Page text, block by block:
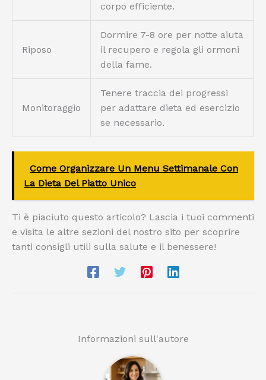
corpo efficiente.
Riposo
Dormire 7-8 ore per notte aiuta
il recupero e regola gli ormoni
della fame.
Monitoraggio
Tenere traccia dei progressi
per adattare dieta ed esercizio
se necessario.
Come Organizzare Un Menu Settimanale Con
La Dieta Del Piatto Unico
Ti è piaciuto questo articolo? Lascia i tuoi commenti
e visita le altre sezioni del nostro sito per scoprire
tanti consigli utili sulla salute e il benessere!
Informazioni sull'autore